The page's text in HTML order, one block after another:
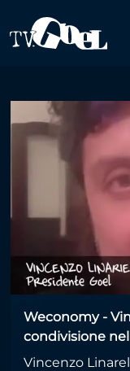
Weconomy -
condivisione
Vincenzo